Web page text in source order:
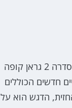
למעט תצורת המרכב השונה, כל השינויים הויזואליים שפגשנו בסדרה 1 החדשה אנחנו פוגשים גם בסדרה 2 גראן קופה
חדשים הכוללים
הדגש הוא על